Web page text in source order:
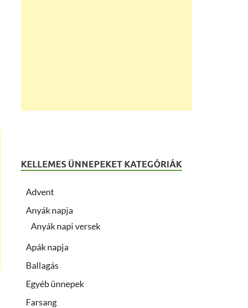
KELLEMES ÜNNEPEKET KATEGÓRIÁK
Advent
Anyák napja
Anyák napi versek
Apák napja
Ballagás
Egyéb ünnepek
Farsang